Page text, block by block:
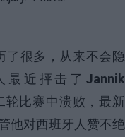
了很多，从来不会隐
最近抨击了 Jannik
轮比赛中溃败，最新
他对西班牙人赞不绝